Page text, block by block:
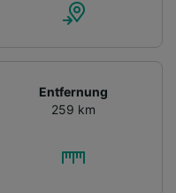
Entfernung
259 km